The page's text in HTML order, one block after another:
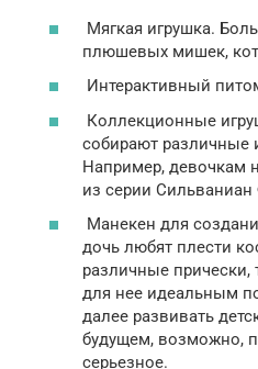
Мягкая игрушка.
плюшевых мишек,
Интерактивный
Коллекционные
собирают различные
Например, девочкам
из серии
Манекен для
дочь любят плести
различные прически,
для нее идеальным
далее развивать
будущем, возможно,
серьезное.